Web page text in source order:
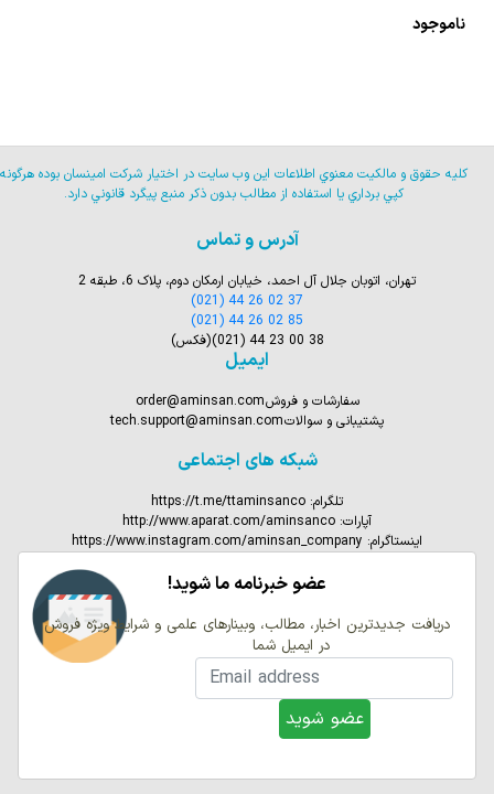
ناموجود
كليه حقوق و مالكيت معنوي اطلاعات اين وب سايت در اختيار شركت امينسان بوده هرگونه
كپي برداري يا استفاده از مطالب بدون ذكر منبع پيگرد قانوني دارد.
آدرس و تماس
تهران، اتوبان جلال آل احمد، خیابان ارمکان دوم، پلاک 6، طبقه 2
(021) 44 26 02 37
(021) 44 26 02 85
(021) 44 23 00 38(فکس)
ایمیل
سفارشات و فروشorder@aminsan.com
پشتیبانی و سوالاتtech.support@aminsan.com
شبکه های اجتماعی
تلگرام:https://t.me/ttaminsanco
آپارات:http://www.aparat.com/aminsanco
اینستاگرام:https://www.instagram.com/aminsan_company
عضو خبرنامه ما شوید!
دریافت جدیدترین اخبار، مطالب، وبینارهای علمی و شرایط ویژه فروش
در ایمیل شما